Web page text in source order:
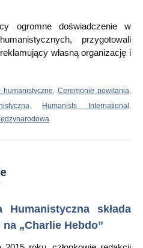
ogromne doświadczenie w
przygotowali
własną organizację i
humanistyczne, Ceremonie powitania,
, Humanists International ,
Humanistyczna składa
„Charlie Hebdo”